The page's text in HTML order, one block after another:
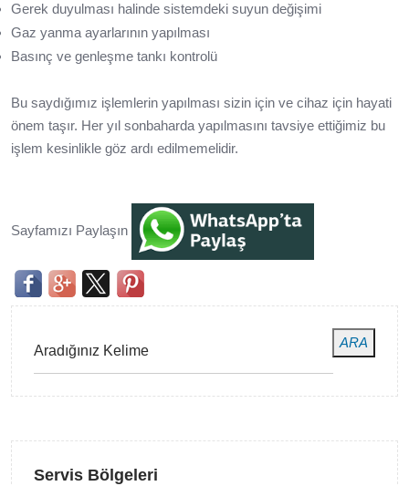
Gerek duyulması halinde sistemdeki suyun değişimi
Gaz yanma ayarlarının yapılması
Basınç ve genleşme tankı kontrolü
Bu saydığımız işlemlerin yapılması sizin için ve cihaz için hayati
önem taşır. Her yıl sonbaharda yapılmasını tavsiye ettiğimiz bu
işlem kesinlikle göz ardı edilmemelidir.
Sayfamızı Paylaşın
ARA
Servis Bölgeleri